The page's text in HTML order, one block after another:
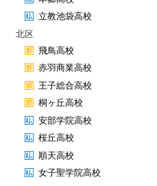
立教池袋高校
北区
飛鳥高校
赤羽商業高校
王子総合高校
桐ヶ丘高校
安部学院高校
桜丘高校
順天高校
女子聖学院高校